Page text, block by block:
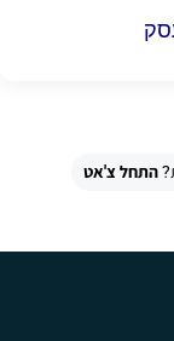
התחל צ'אט